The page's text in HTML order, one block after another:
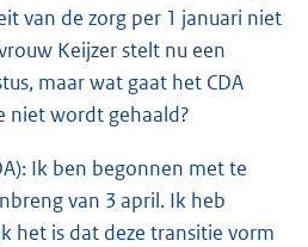
van de zorg per 1 januari niet
Keijzer stelt nu een
maar wat gaat het CDA
niet wordt gehaald?
Ik ben begonnen met te
van 3 april. Ik heb
het is dat deze transitie vorm